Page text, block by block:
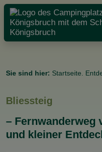
Sie sind hier: Startseite
Bliessteig
– Fernwanderweg
und kleiner